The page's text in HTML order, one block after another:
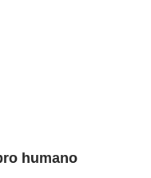
humano